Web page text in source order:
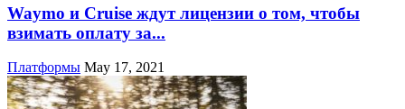
Waymo и Cruise ждут лицензии о том, чтобы
взимать оплату за...
Платформы May 17, 2021